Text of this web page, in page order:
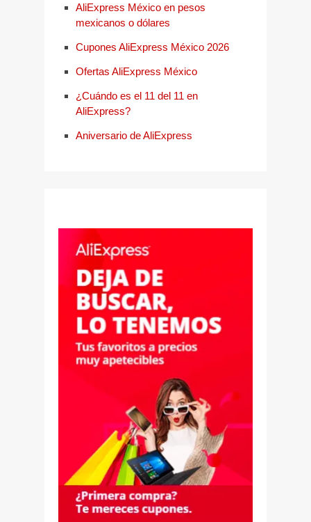
AliExpress México en pesos
mexicanos o dólares
Cupones AliExpress México 2026
Ofertas AliExpress México
¿Cuándo es el 11 del 11 en
AliExpress?
Aniversario de AliExpress